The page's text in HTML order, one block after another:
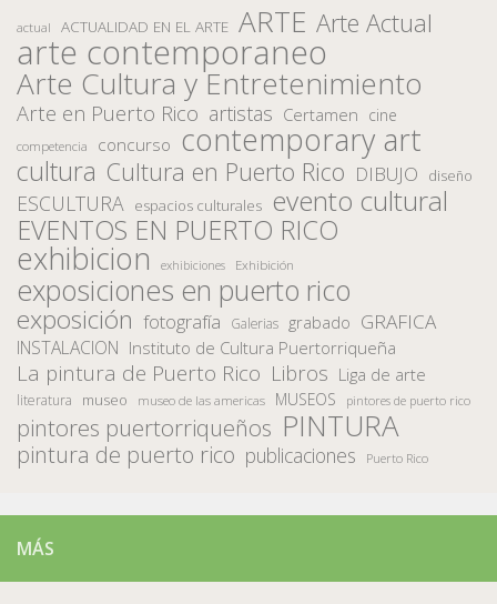
actual ACTUALIDAD EN EL ARTE ARTE Arte Actual
arte contemporaneo
Arte Cultura y Entretenimiento
Arte en Puerto Rico artistas Certamen cine
competencia concurso contemporary art
cultura Cultura en Puerto Rico DIBUJO diseño
ESCULTURA espacios culturales evento cultural
EVENTOS EN PUERTO RICO
exhibicion exhibiciones Exhibición
exposiciones en puerto rico
exposición fotografía Galerias grabado GRAFICA
INSTALACION Instituto de Cultura Puertorriqueña
La pintura de Puerto Rico Libros Liga de arte
literatura museo museo de las americas MUSEOS pintores de puerto rico
pintores puertorriqueños PINTURA
pintura de puerto rico publicaciones Puerto Rico
MÁS